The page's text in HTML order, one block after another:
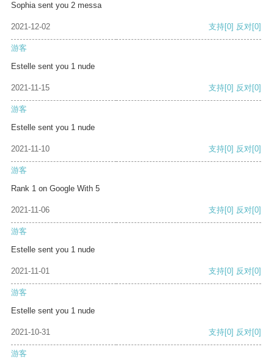
Sophia sent you 2 messa
2021-12-02 支持[0] 反对[0]
游客
Estelle sent you 1 nude
2021-11-15 支持[0] 反对[0]
游客
Estelle sent you 1 nude
2021-11-10 支持[0] 反对[0]
游客
Rank 1 on Google With 5
2021-11-06 支持[0] 反对[0]
游客
Estelle sent you 1 nude
2021-11-01 支持[0] 反对[0]
游客
Estelle sent you 1 nude
2021-10-31 支持[0] 反对[0]
游客